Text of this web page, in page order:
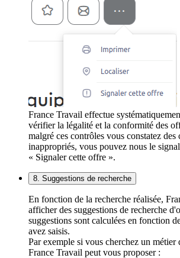
France Travail effectue
vérifier la légalité et la conformité des
malgré ces contrôles vous constatez des
inappropriés, vous pouvez nous le
« Signaler cette offre ».
8. Suggestions de recherche
En fonction de la recherche réalisée,
afficher des suggestions de recherche
suggestions sont calculées en fonction
avez saisis.
Par exemple si vous cherchez un
France Travail peut vous proposer :